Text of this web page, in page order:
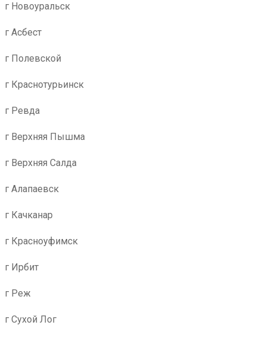
г Новоуральск
г Асбест
г Полевской
г Краснотурьинск
г Ревда
г Верхняя Пышма
г Верхняя Салда
г Алапаевск
г Качканар
г Красноуфимск
г Ирбит
г Реж
г Сухой Лог